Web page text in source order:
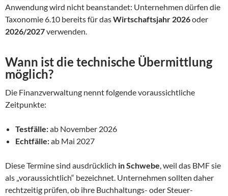
Anwendung wird nicht beanstandet: Unternehmen dürfen die
Taxonomie 6.10 bereits für dasWirtschaftsjahr 2026oder
2026/2027verwenden.
Wann ist die technische Übermittlung
möglich?
Die Finanzverwaltung nennt folgende voraussichtliche
Zeitpunkte:
Testfälle:ab November 2026
Echtfälle:ab Mai 2027
Diese Termine sind ausdrücklich in Schwebe , weil das BMF sie
als „voraussichtlich“ bezeichnet. Unternehmen sollten daher
rechtzeitig prüfen, ob ihre Buchhaltungs- oder Steuer-